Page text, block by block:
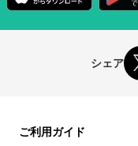
シェア
ご利用ガイド